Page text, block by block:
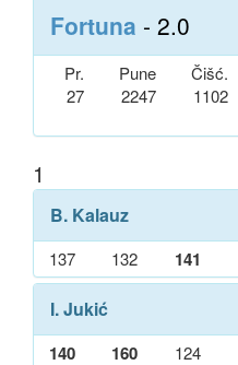
Fortuna - 2.0
Pr. Pune Čišć.
27
2247 1102
1
B. Kalauz
137 132 141
I. Jukić
140 160 124